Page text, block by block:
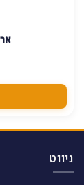
ניתן
האפשרויות
בעמוד
ניווט